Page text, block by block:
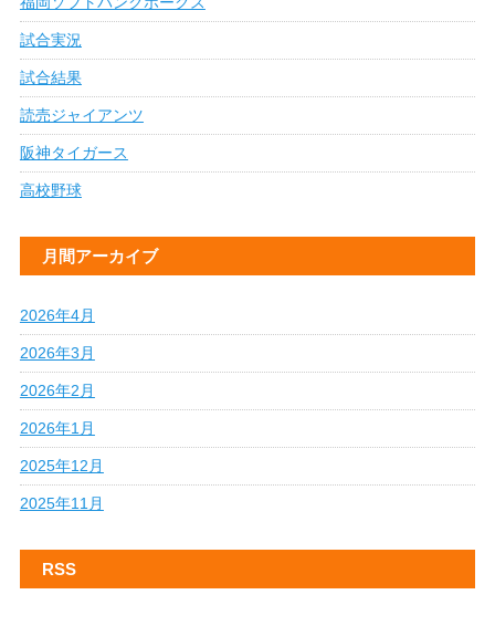
試合実況
試合結果
読売ジャイアンツ
阪神タイガース
高校野球
月間アーカイブ
2026年4月
2026年3月
2026年2月
2026年1月
2025年12月
2025年11月
RSS